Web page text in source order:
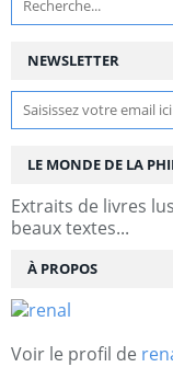
NEWSLETTER
LE MONDE DE LA
Extraits de livres
beaux textes...
À PROPOS
Voir le profil de